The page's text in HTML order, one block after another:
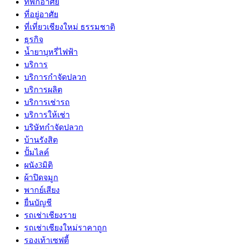
ที่อยู่อาศัย
ที่เที่ยวเชียงใหม่ ธรรมชาติ
ธุรกิจ
น้ำยาบุหรี่ไฟฟ้า
บริการ
บริการกำจัดปลวก
บริการผลิต
บริการเช่ารถ
บริการให้เช่า
บริษัทกำจัดปลวก
บ้านรังสิต
ปั้มไลค์
ผนัง3มิติ
ผ้าปิดจมูก
พากย์เสียง
ยื่นบัญชี
รถเช่าเชียงราย
รถเช่าเชียงใหม่ราคาถูก
รองเท้าเซฟตี้